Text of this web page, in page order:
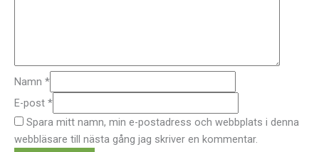
Namn *
E-post *
Spara mitt namn, min e-postadress och webbplats i denna
webbläsare till nästa gång jag skriver en kommentar.